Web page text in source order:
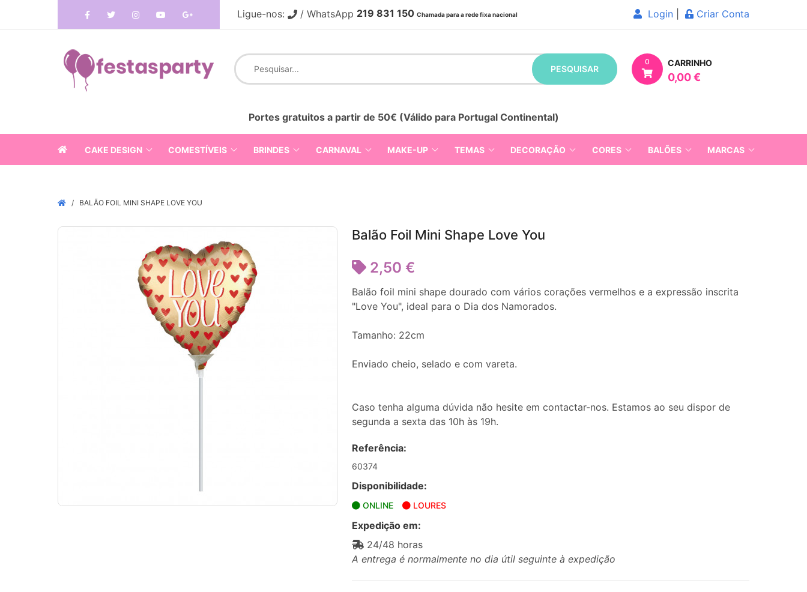
Ligue-nos: / WhatsApp 219 831 150 Chamada para a rede fixa nacional Login Criar Conta
PESQUISAR
0 CARRINHO
0,00 €
Portes gratuitos a partir de 50€ (Válido para Portugal Continental)
CAKE DESIGN COMESTÍVEIS BRINDES CARNAVAL MAKE-UP TEMAS DECORAÇÃO CORES BALÕES MARCAS
BALÃO FOIL MINI SHAPE LOVE YOU
Balão Foil Mini Shape Love You
2,50 €
Balão foil mini shape dourado com vários corações vermelhos e a expressão inscrita
"Love You", ideal para o Dia dos Namorados.
Tamanho: 22cm
Enviado cheio, selado e com vareta.
Caso tenha alguma dúvida não hesite em contactar-nos. Estamos ao seu dispor de
segunda a sexta das 10h às 19h.
Referência:
60374
Disponibilidade:
ONLINE LOURES
Expedição em:
24/48 horas
A entrega é normalmente no dia útil seguinte à expedição